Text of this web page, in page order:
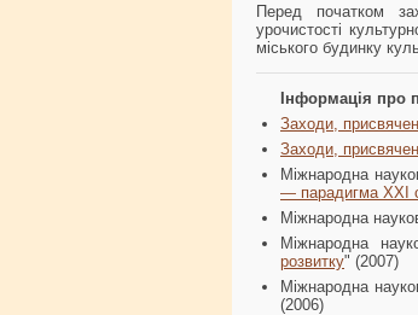
Перед початком
урочистості
міського будинку
Інформація про
Заходи,
Заходи,
Міжнародна
— парадигма XXI
Міжнародна
Міжнародна
розвитку" (2007)
Міжнародна
(2006)